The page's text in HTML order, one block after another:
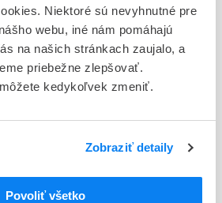
Niektoré sú nevyhnutné pre
webu, iné nám pomáhajú
na našich stránkach zaujalo, a
priebežne zlepšovať.
kedykoľvek zmeniť.
Zobraziť detaily
Povoliť všetko
platnosti